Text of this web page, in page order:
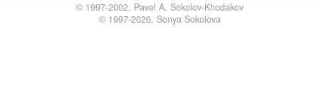
© 1997-2002, Pavel A. Sokolov-Khodakov
© 1997-2026, Sonya Sokolova